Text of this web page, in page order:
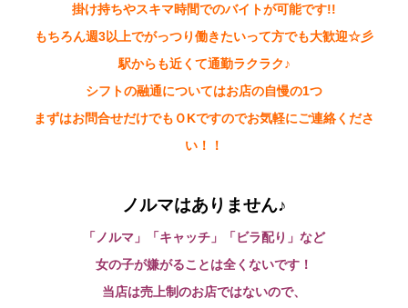
掛け持ちやスキマ時間でのバイトが可能です!!
もちろん週3以上でがっつり働きたいって方でも大歓迎☆彡
駅からも近くて通勤ラクラク♪
シフトの融通についてはお店の自慢の1つ
まずはお問合せだけでもＯKですのでお気軽にご連絡くださ
い！！
ノルマはありません♪
「ノルマ」「キャッチ」「ビラ配り」など
女の子が嫌がることは全くないです！
当店は売上制のお店ではないので、